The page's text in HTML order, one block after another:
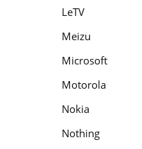
LeTV
Meizu
Microsoft
Motorola
Nokia
Nothing